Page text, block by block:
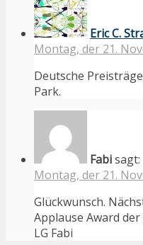
Eric C.
Montag, der 21.
Deutsche
Park.
Fabisagt:
Montag, der 21.
Glückwunsch.
Applause Award
LG Fabi